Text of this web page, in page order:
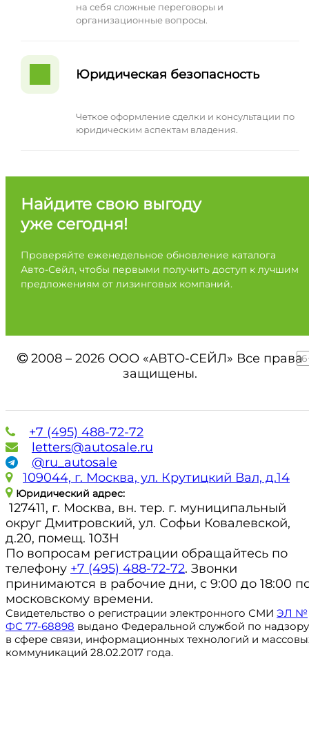
на себя сложные переговоры и
организационные вопросы.
Юридическая безопасность
Четкое оформление сделки и консультации по
юридическим аспектам владения.
Найдите свою выгоду
уже сегодня!
Проверяйте еженедельное обновление каталога
Авто-Сейл, чтобы первыми получить доступ к лучшим
предложениям от лизинговых компаний.
2008 – 2026 ООО «АВТО-СЕЙЛ» Все права
защищены.
+7 (495) 488-72-72
letters@autosale.ru
@ru_autosale
109044, г. Москва, ул. Крутицкий Вал, д.14
Юридический адрес:
127411, г. Москва, вн. тер. г. муниципальный
округ Дмитровский, ул. Софьи Ковалевской,
д.20, помещ. 103Н
По вопросам регистрации обращайтесь по
телефону +7 (495) 488-72-72. Звонки
принимаются в рабочие дни, с 9:00 до 18:00
московскому времени.
Свидетельство о регистрации электронного СМИ ЭЛ №
ФС 77-68898 выдано Федеральной службой по надзору
в сфере связи, информационных технологий и
коммуникаций 28.02.2017 года.